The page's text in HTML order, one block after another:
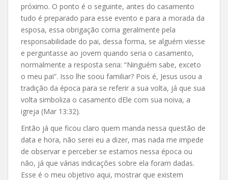
próximo. O ponto é o seguinte, antes do casamento
tudo é preparado para esse evento e para a morada da
esposa, essa obrigação corria geralmente pela
responsabilidade do pai, dessa forma, se alguém viesse
e perguntasse ao jovem quando seria o casamento,
normalmente a resposta seria: “Ninguém sabe, exceto
o meu pai”. Isso lhe soou familiar? Pois é, Jesus usou a
tradição da época para se referir a sua volta, já que sua
volta simboliza o casamento dEle com sua noiva, a
igreja (Mar 13:32).
Então já que ficou claro quem manda nessa questão de
data e hora, não serei eu a dizer, mas nada me impede
de observar e perceber se estamos nessa época ou
não, já que várias indicações sobre ela foram dadas.
Esse é o meu objetivo aqui, mostrar que existem